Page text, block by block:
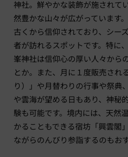
神社。鮮やかな装飾が施されて
然豊かな山々が広がっています
古くから信仰されており、シー
者が訪れるスポットです。特に
峯神社は信仰心の厚い人々から
とか。また、月に１度販売され
り）」や月替わりの行事や祭典
や雲海が望める日もあり、神秘
験も可能です。境内には、天然
かることもできる宿坊「興雲閣
ながらのんびり参詣するのもお